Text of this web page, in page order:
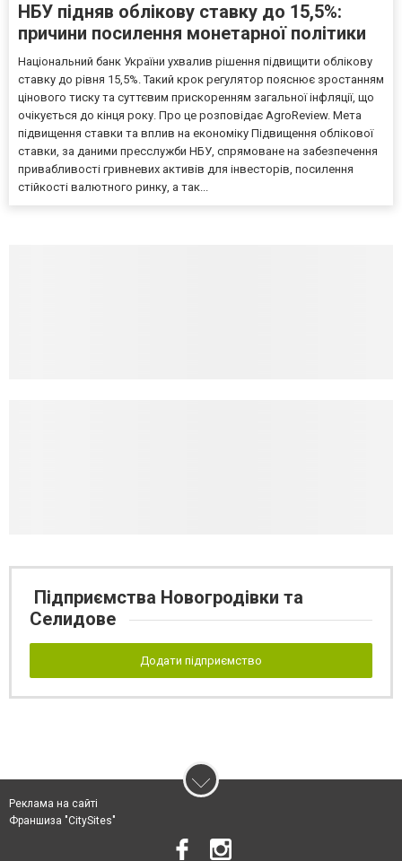
НБУ підняв облікову ставку до 15,5%:
причини посилення монетарної політики
Національний банк України ухвалив рішення підвищити облікову
ставку до рівня 15,5%. Такий крок регулятор пояснює зростанням
цінового тиску та суттєвим прискоренням загальної інфляції, що
очікується до кінця року. Про це розповідає AgroReview. Мета
підвищення ставки та вплив на економіку Підвищення облікової
ставки, за даними пресслужби НБУ, спрямоване на забезпечення
привабливості гривневих активів для інвесторів, посилення
стійкості валютного ринку, а так...
Підприємства Новогродівки та
Селидове
Додати підприємство
Реклама на сайті
Франшиза "CitySites"